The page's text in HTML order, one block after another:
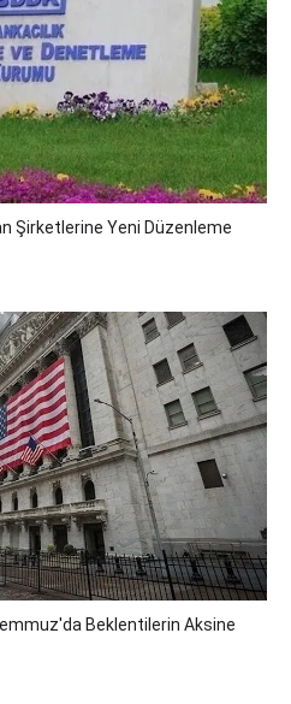
Şirketlerine Yeni Düzenleme
Beklentilerin Aksine